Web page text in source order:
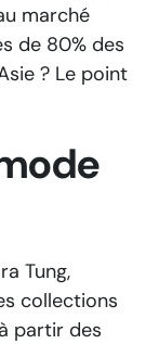
marché
de 80% des
? Le point
Tung,
collections
partir des